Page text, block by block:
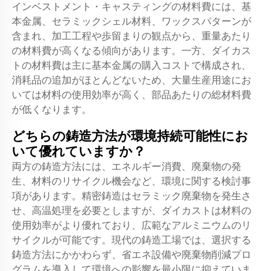
インベストメント・キャスティングの材料費には、基
本金属、セラミックシェル材料、ワックスパターンが
含まれ、加工工程や歩留まりの観点から、重量あたり
の材料費が高くなる傾向があります。一方、ダイカス
トの材料費は主に基本金属の購入コストで構成され、
消耗品の追加がほとんどないため、大量生産用途にお
いては材料の使用効率が高く、部品あたりの総材料費
が低くなります。
どちらの鋳造方法が環境持続可能性にお
いて優れていますか？
両方の鋳造方法には、エネルギー消費、廃棄物の発
生、材料のリサイクル機会など、環境に関する検討事
項があります。精密鋳造はセラミック廃棄物を発生さ
せ、高温処理を必要としますが、ダイカストは材料の
使用効率がより優れており、広範なアルミニウムのリ
サイクルが可能です。現代の鋳造工場では、選択する
鋳造方法にかかわらず、省エネ設備や廃棄物削減プロ